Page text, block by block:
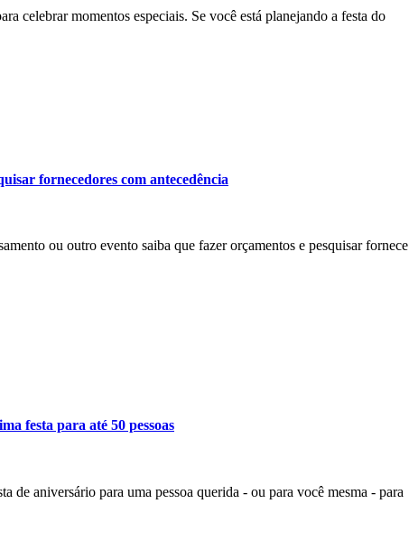
celebrar momentos especiais. Se você está planejando a festa do
fornecedores com antecedência
ou outro evento saiba que fazer orçamentos e pesquisar fornece
festa para até 50 pessoas
de aniversário para uma pessoa querida - ou para você mesma - para